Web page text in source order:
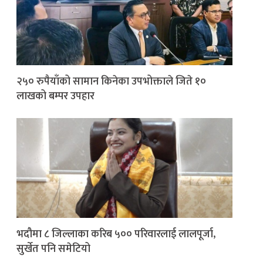
२५० रुपैयाँको सामान किनेका उपभोक्ताले जिते १०
लाखको बम्पर उपहार
भदौमा ८ जिल्लाका करिब ५०० परिवारलाई लालपूर्जा,
सुर्खेत पनि समेटियो